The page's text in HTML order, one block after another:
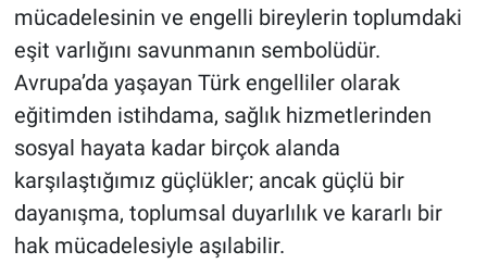
mücadelesinin ve engelli bireylerin toplumdaki
eşit varlığını savunmanın sembolüdür.
Avrupa’da yaşayan Türk engelliler olarak
eğitimden istihdama, sağlık hizmetlerinden
sosyal hayata kadar birçok alanda
karşılaştığımız güçlükler; ancak güçlü bir
dayanışma, toplumsal duyarlılık ve kararlı bir
hak mücadelesiyle aşılabilir.